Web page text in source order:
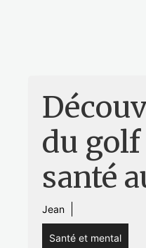
du
santé
Jean
Santé et mental